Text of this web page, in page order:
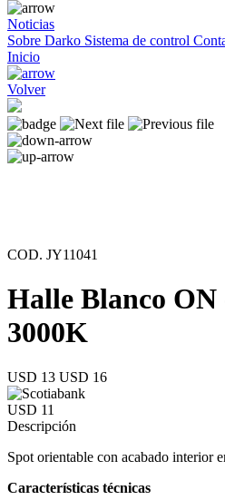
Noticias
Sobre Darko Sistema de control
Inicio
Volver
COD. JY11041
Halle Blanco
3000K
USD 13 USD 16
USD 11
Descripción
Spot orientable con acabado interior
Características técnicas